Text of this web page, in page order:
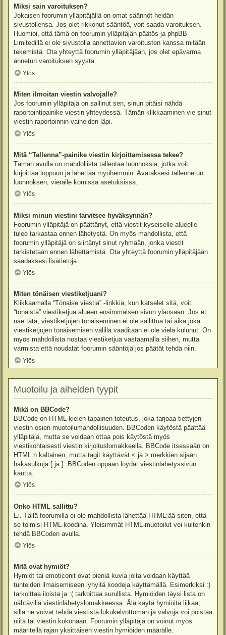
Miksi sain varoituksen?
Jokaisen foorumin ylläpitäjällä on omat säännöt heidän
sivustollensa. Jos olet rikkonut sääntöä, voit saada varoituksen.
Huomioi, että tämä on foorumin ylläpitäjän päätös ja phpBB
Limitedillä ei ole sivustolla annettavien varoitusten kanssa mitään
tekemistä. Ota yhteyttä foorumin ylläpitäjään, jos olet epävarma
annetun varoituksen syystä.
Ylös
Miten ilmoitan viestin valvojalle?
Jos foorumin ylläpitäjä on sallinut sen, sinun pitäisi nähdä
raportointipainike viestin yhteydessä. Tämän klikkaaminen vie sinut
viestin raportoinnin vaiheiden läpi.
Ylös
Mitä “Tallenna”-painike viestin kirjoittamisessa tekee?
Tämän avulla on mahdollista tallentaa luonnoksia, jotka voit
kirjoittaa loppuun ja lähettää myöhemmin. Avataksesi tallennetun
luonnoksen, vieraile komissa asetuksissa.
Ylös
Miksi minun viestini tarvitsee hyväksynnän?
Foorumin ylläpitäjä on päättänyt, että viestit kyseiselle alueelle
tulee tarkastaa ennen lähetystä. On myös mahdollista, että
foorumin ylläpitäjä on siirtänyt sinut ryhmään, jonka viestit
tarkistetaan ennen lähettämistä. Ota yhteyttä foorumin ylläpitäjään
saadaksesi lisätietoja.
Ylös
Miten tönäisen viestiketjuani?
Klikkaamalla “Tönaise viestiä” -linkkiä, kun katselet sitä, voit
“tönäistä” viestiketjua alueen ensimmäisen sivun yläosaan. Jos et
näe tätä, viestiketjujen tönäiseminen ei ole sallittua tai aika joka
viestiketjujen tönäisemisen välillä vaaditaan ei ole vielä kulunut. On
myös mahdollista nostaa viestiketjua vastaamalla siihen, mutta
varmista että noudatat foorumin sääntöjä jos päätät tehdä niin.
Ylös
Muotoilu ja aiheiden tyypit
Mikä on BBCode?
BBCode on HTML-kielen tapainen toteutus, joka tarjoaa tiettyjen
viestin osien muotoilumahdollisuuden. BBCoden käytöstä päättää
ylläpitäjä, mutta se voidaan ottaa pois käytöstä myös
viestikohtaisesti viestin kirjoituslomakkeella. BBCode itsessään on
HTML:n kaltainen, mutta tagit käyttävät < ja > merkkien sijaan
hakasulkuja [ ja ]. BBCoden oppaan löydät viestinlähetyssivun
kautta.
Ylös
Onko HTML sallittu?
Ei. Tällä foorumilla ei ole mahdollista lähettää HTML:ää siten, että
se toimisi HTML-koodina. Yleisimmät HTML-muotoilut voi kuitenkin
tehdä BBCoden avulla.
Ylös
Mitä ovat hymiöt?
Hymiöt tai emoticonit ovat pieniä kuvia joita voidaan käyttää
tunteiden ilmaisemiseen lyhyitä koodeja käyttämällä. Esimerkiksi :)
tarkoittaa iloista ja :( tarkoittaa surullista. Hymiöiden täysi lista on
nähtävillä viestinlähetyslomakkeessa. Älä käytä hymiöitä liikaa,
sillä ne voivat tehdä viestistä lukukelvottoman ja valvoja voi poistaa
niitä tai viestin kokonaan. Foorumin ylläpitäjä on voinut myös
määritellä rajan yksittäisen viestin hymiöiden määrälle.